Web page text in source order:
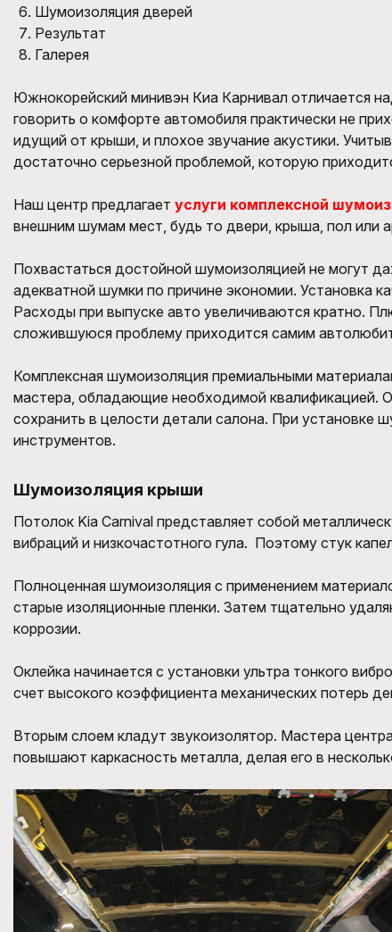
Шумоизоляция дверей
Результат
Галерея
Южнокорейский минивэн Киа Карнивал отличается
говорить о комфорте автомобиля практически не
идущий от крыши, и плохое звучание акустики.
достаточно серьезной проблемой, которую
Наш центр предлагает услуги комплексной
внешним шумам мест, будь то двери, крыша, пол или
Похвастаться достойной шумоизоляцией не могут
адекватной шумки по причине экономии. Установка
Расходы при выпуске авто увеличиваются кратно.
сложившуюся проблему приходится самим
Комплексная шумоизоляция премиальными
мастера, обладающие необходимой
сохранить в целости детали салона. При установке
инструментов.
Шумоизоляция крыши
Потолок Kia Carnival представляет собой
вибраций и низкочастотного гула. Поэтому стук
Полноценная шумоизоляция с применением
старые изоляционные пленки. Затем тщательно
коррозии.
Оклейка начинается с установки ультра тонкого
счет высокого коэффициента механических потерь
Вторым слоем кладут звукоизолятор. Мастера
повышают каркасность металла, делая его в